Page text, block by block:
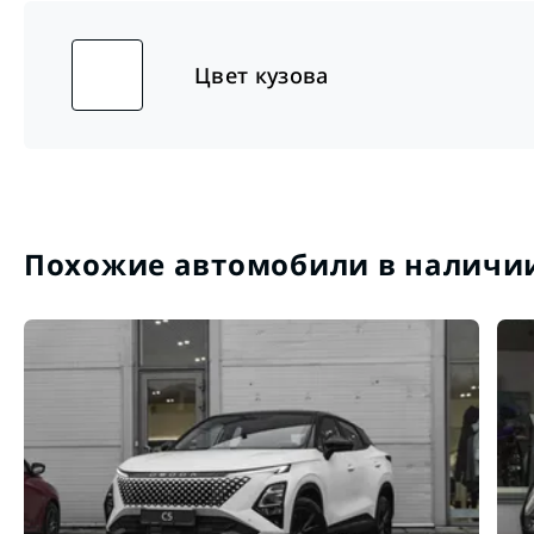
Цвет кузова
Похожие автомобили в